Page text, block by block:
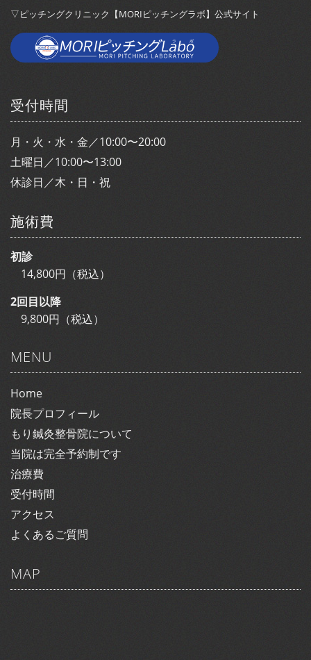
▽ピッチングクリニック【MORIピッチングラボ】公式サイト
受付時間
月・火・水・金／10:00〜20:00
土曜日／10:00〜13:00
休診日／木・日・祝
施術費
初診
14,800円（税込）
2回目以降
9,800円（税込）
MENU
Home
院長プロフィール
もり鍼灸整骨院について
当院は完全予約制です
治療費
受付時間
アクセス
よくあるご質問
MAP